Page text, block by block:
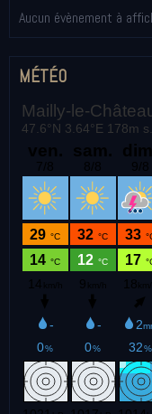
Aucun évènement à
MÉTÉO